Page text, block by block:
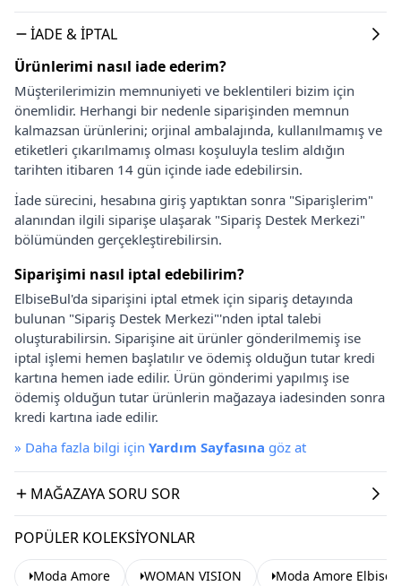
İADE & İPTAL
Ürünlerimi nasıl iade ederim?
Müşterilerimizin memnuniyeti ve beklentileri bizim için
önemlidir. Herhangi bir nedenle siparişinden memnun
kalmazsan ürünlerini; orjinal ambalajında, kullanılmamış ve
etiketleri çıkarılmamış olması koşuluyla teslim aldığın
tarihten itibaren 14 gün içinde iade edebilirsin.
İade sürecini, hesabına giriş yaptıktan sonra "Siparişlerim"
alanından ilgili siparişe ulaşarak "Sipariş Destek Merkezi"
bölümünden gerçekleştirebilirsin.
Siparişimi nasıl iptal edebilirim?
ElbiseBul'da siparişini iptal etmek için sipariş detayında
bulunan "Sipariş Destek Merkezi"'nden iptal talebi
oluşturabilirsin. Siparişine ait ürünler gönderilmemiş ise
iptal işlemi hemen başlatılır ve ödemiş olduğun tutar kredi
kartına hemen iade edilir. Ürün gönderimi yapılmış ise
ödemiş olduğun tutar ürünlerin mağazaya iadesinden sonra
kredi kartına iade edilir.
» Daha fazla bilgi için Yardım Sayfasına göz at
MAĞAZAYA SORU SOR
POPÜLER KOLEKSIYONLAR
Moda Amore WOMAN VISION Moda Amore Elbise